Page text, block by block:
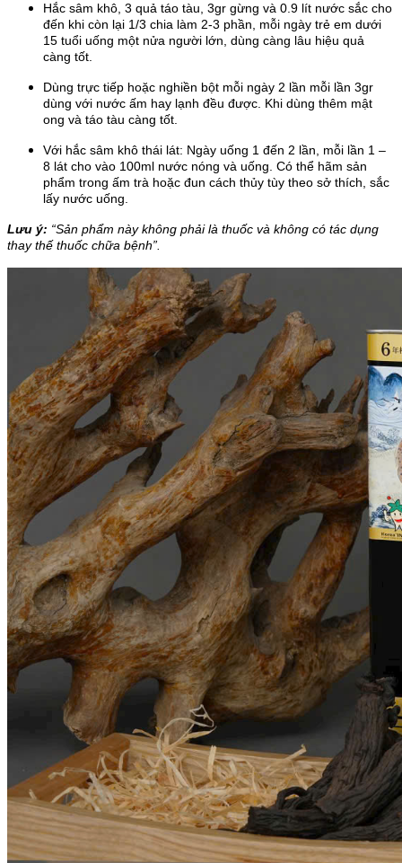
Hắc sâm khô, 3 quả táo tàu, 3gr gừng và 0.9 lít nước sắc cho
đến khi còn lại 1/3 chia làm 2-3 phần, mỗi ngày trẻ em dưới
15 tuổi uống một nửa người lớn, dùng càng lâu hiệu quả
càng tốt.
Dùng trực tiếp hoặc nghiền bột mỗi ngày 2 lần mỗi lần 3gr
dùng với nước ấm hay lạnh đều được. Khi dùng thêm mật
ong và táo tàu càng tốt.
Với hắc sâm khô thái lát: Ngày uống 1 đến 2 lần, mỗi lần 1 –
8 lát cho vào 100ml nước nóng và uống. Có thể hãm sản
phẩm trong ấm trà hoặc đun cách thủy tùy theo sở thích, sắc
lấy nước uống.
Lưu ý: “Sản phẩm này không phải là thuốc và không có tác dụng
thay thế thuốc chữa bệnh”.